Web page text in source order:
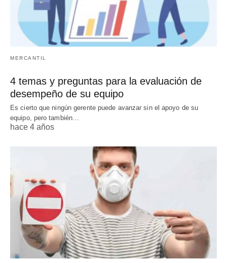
MERCANTIL
4 temas y preguntas para la evaluación de
desempeño de su equipo
Es cierto que ningún gerente puede avanzar sin el apoyo de su
equipo, pero también…
hace 4 años